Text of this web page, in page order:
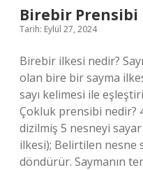
Birebir Prensibi
Tarih: Eylül 27, 2024
Birebir ilkesi nedir?
olan bire bir sayma
sayı kelimesi ile
Çokluk prensibi nedir?
dizilmiş 5 nesneyi
ilkesi); Belirtilen nesne
döndürür. Saymanın